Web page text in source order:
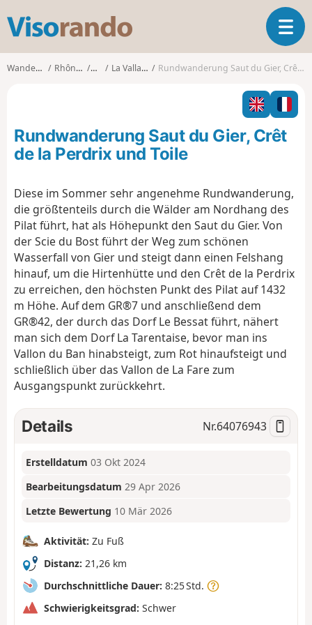
s
o
o
T
o
g
l
n
a
a
t
Wanderungen Rhône-Alpes LoireLa Valla-en-Gier Rundwanderung Saut du Gier, Crêt de la Perdrix und Toile
Rundwanderung Saut du Gier, Crêt
de la Perdrix und Toile
Diese im Sommer sehr angenehme Rundwanderung,
die größtenteils durch die Wälder am Nordhang des
Pilat führt, hat als Höhepunkt den Saut du Gier. Von
der Scie du Bost führt der Weg zum schönen
Wasserfall von Gier und steigt dann einen Felshang
hinauf, um die Hirtenhütte und den Crêt de la Perdrix
zu erreichen, den höchsten Punkt des Pilat auf 1432
m Höhe. Auf dem GR®7 und anschließend dem
GR®42, der durch das Dorf Le Bessat führt, nähert
man sich dem Dorf La Tarentaise, bevor man ins
Vallon du Ban hinabsteigt, zum Rot hinaufsteigt und
schließlich über das Vallon de La Fare zum
Ausgangspunkt zurückkehrt.
Details Nr.64076943
Erstelldatum 03 Okt 2024
Bearbeitungsdatum 29 Apr 2026
Letzte Bewertung 10 Mär 2026
Aktivität: Zu Fuß
Distanz: 21,26 km
Durchschnittliche Dauer: 8:25 Std.
Schwierigkeitsgrad: Schwer